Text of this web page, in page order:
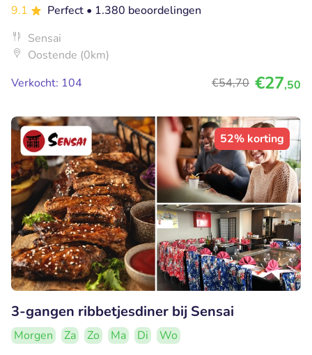
9.1
Perfect • 1.380 beoordelingen
Sensai
Oostende (0km)
Verkocht: 104
€54,70 €27,50
52% korting
3-gangen ribbetjesdiner bij Sensai
Morgen Za Zo Ma Di Wo